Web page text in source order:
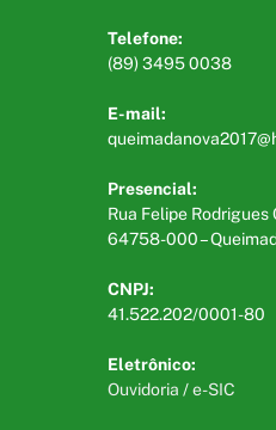
Telefone:
(89) 3495 0038
E-mail:
Presencial:
Rua Felipe Rodrigues
64758-000 –
CNPJ:
41.522.202/0001-80
Eletrônico:
Ouvidoria /e-SIC